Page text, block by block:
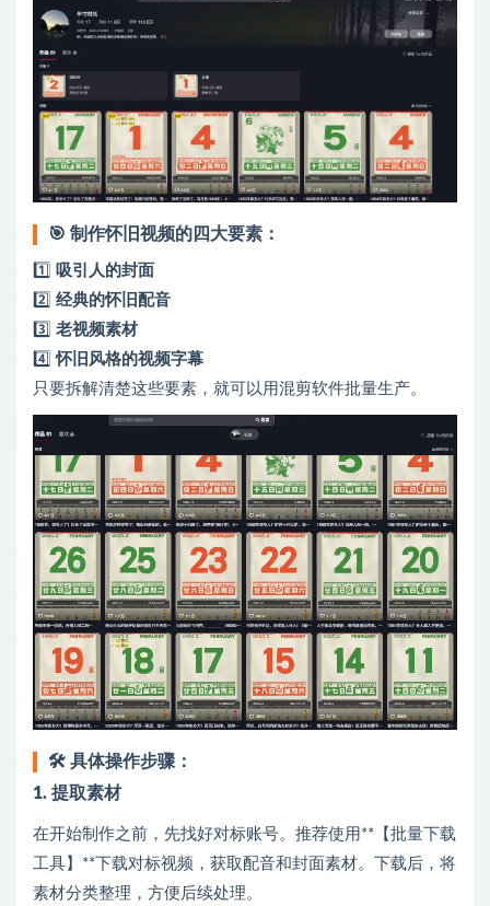
🎯 制作怀旧视频的四大要素：
1️⃣
吸引人的封面
2️⃣ 经典的怀旧配音
3️⃣ 老视频素材
4️⃣怀旧风格的视频字幕
只要拆解清楚这些要素，就可以用混剪软件批量生产。
🛠️ 具体操作步骤：
1. 提取素材
在开始制作之前，先找好对标账号。推荐使用**【批量下载
工具】**下载对标视频，获取配音和封面素材。下载后，将
素材分类整理，方便后续处理。